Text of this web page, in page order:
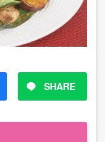
SHARE